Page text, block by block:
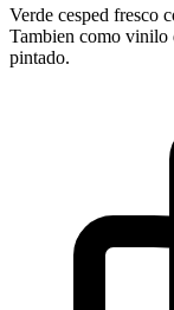
Verde cesped fresco
Tambien como vinilo
pintado.